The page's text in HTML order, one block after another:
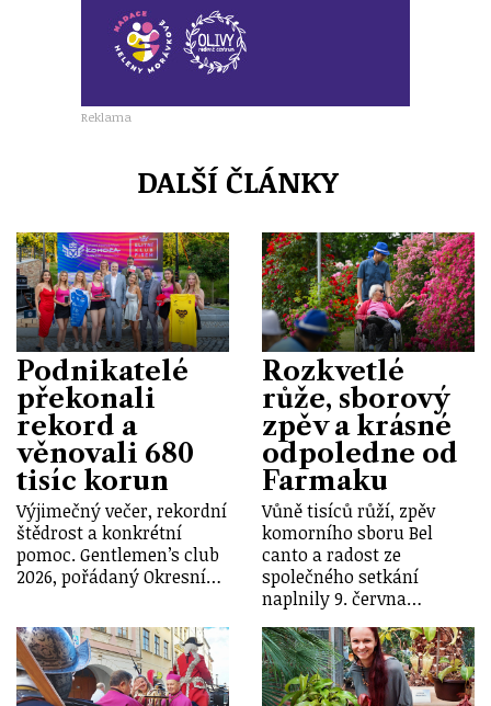
Reklama
DALŠÍ ČLÁNKY
Podnikatelé
překonali
rekord a
věnovali 680
tisíc korun
Výjimečný večer, rekordní
štědrost a konkrétní
pomoc. Gentlemen’s club
2026, pořádaný Okresní…
Rozkvetlé
růže, sborový
zpěv a krásné
odpoledne od
Farmaku
Vůně tisíců růží, zpěv
komorního sboru Bel
canto a radost ze
společného setkání
naplnily 9. června…